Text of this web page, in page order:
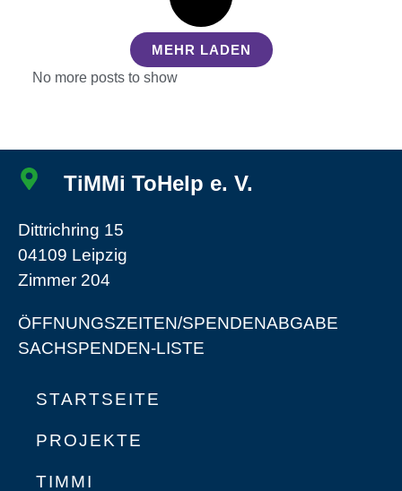
MEHR LADEN
No more posts to show
TiMMi ToHelp e. V.
Dittrichring 15
04109 Leipzig
Zimmer 204
ÖFFNUNGSZEITEN/SPENDENABGABE
SACHSPENDEN-LISTE
STARTSEITE
PROJEKTE
TIMMI